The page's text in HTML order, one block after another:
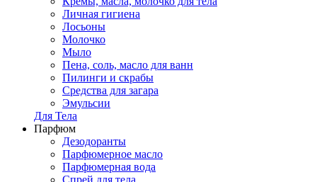
Личная гигиена
Лосьоны
Молочко
Мыло
Пена, соль, масло для ванн
Пилинги и скрабы
Средства для загара
Эмульсии
Для Тела
Парфюм
Дезодоранты
Парфюмерное масло
Парфюмерная вода
Спрей для тела